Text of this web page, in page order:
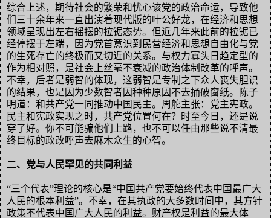
综合上述，期待社会的繁荣和忧心该党的政治命运，导致他
们三十余年来一直出演着现代版的叶公好龙，在经济和思想
领域呈现出左右摇摆的拉锯态势。但近几年来此前的拉锯已
经停摆于左端，因为党首意识到民营经济和思想自由化与党
的生死存亡的终极而又切近的关系。与权力寡头日趋定型的
作为相对照，是社会上丝毫不衰减的政治体制改革的呼声。
不幸，后者是弱智的体现，这弱智是专制之下众人丧失胆识
的结果，也是因为少数智者因种种原因不去捅破窗纸。陈子
明道：和共产党一同推动中国民主。周舵主张：党主宪政。
民主和宪政实现之时，共产党位置何在？时至今日，还是说
穿了好。你不可能骗他们上路，也不可以任由那些说不清最
终目标的政改呼声去麻木众生的心智。
二、党与人民罕见的共同利益
“三个代表”理论的核心是“中国共产党要始终代表中国最广大
人民的根本利益”。不幸，在其执政的大多数时间中，其方针
政策不代表中国广大人民的利益。财产权是利益的最大体